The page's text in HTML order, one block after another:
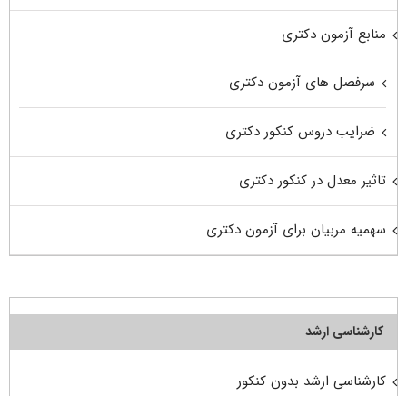
منابع آزمون دکتری
سرفصل های آزمون دکتری
ضرایب دروس کنکور دکتری
تاثیر معدل در کنکور دکتری
سهمیه مربیان برای آزمون دکتری
کارشناسی ارشد
کارشناسی ارشد بدون کنکور